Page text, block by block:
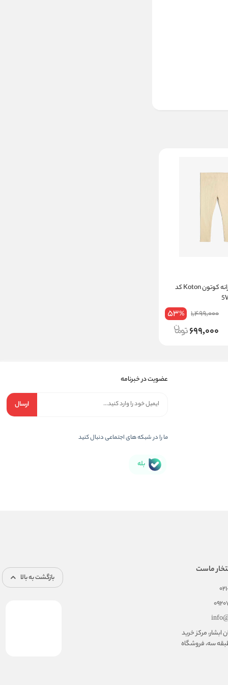
لگ کبریتی دخترانه کوتون Koton کد
1,499,000
53%
699,000
عضویت در خبرنامه
ارسال
ما را در شبکه های اجتماعی دنبال کنید
بله
ماست
مرکز خرید
سه، فروشگاه
بازگشت به بالا